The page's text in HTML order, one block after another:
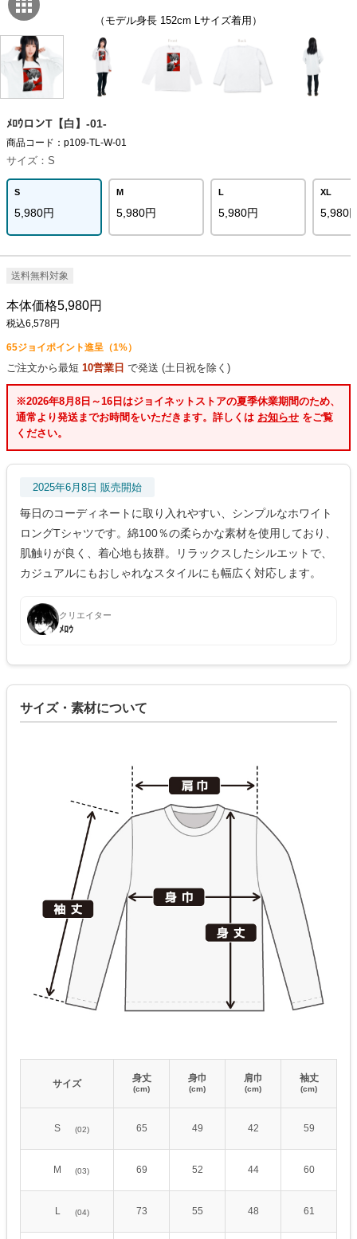
（モデル身長 152cm Lサイズ着用）
ﾒﾛｳロンT【白】-01-
商品コード：p109-TL-W-01
サイズ：S
S
5,980円
M
5,980円
L
5,980円
XL
5,980
送料無料対象
本体価格5,980円
税込6,578円
65ジョイポイント進呈（1%）
ご注文から最短 10営業日 で発送 (土日祝を除く)
※2026年8月8日～16日はジョイネットストアの夏季休業期間のため、
通常より発送までお時間をいただきます。詳しくは お知らせ をご覧
ください。
2025年6月8日 販売開始
毎日のコーディネートに取り入れやすい、シンプルなホワイト
ロングTシャツです。綿100％の柔らかな素材を使用しており、
肌触りが良く、着心地も抜群。リラックスしたシルエットで、
カジュアルにもおしゃれなスタイルにも幅広く対応します。
クリエイター
ﾒﾛｳ
サイズ・素材について
サイズ 身丈
(cm)
身巾
(cm)
肩巾
(cm)
袖丈
(cm)
S (02) 65 49 42 59
M (03) 69 52 44 60
L (04) 73 55 48 61